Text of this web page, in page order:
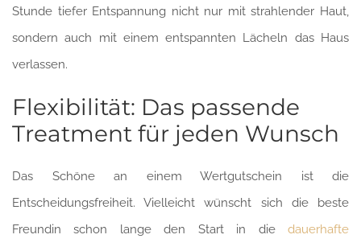
Stunde tiefer Entspannung nicht nur mit strahlender Haut,
sondern auch mit einem entspannten Lächeln das Haus
verlassen.
Flexibilität: Das passende
Treatment für jeden Wunsch
Das Schöne an einem Wertgutschein ist die
Entscheidungsfreiheit. Vielleicht wünscht sich die beste
Freundin schon lange den Start in die dauerhafte